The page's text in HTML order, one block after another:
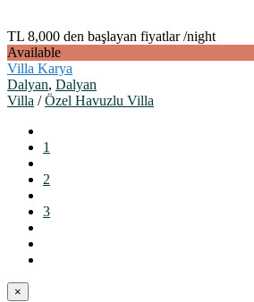
TL 8,000 den başlayan fiyatlar/night
Available
Villa Karya
Dalyan, Dalyan
Villa /Özel Havuzlu Villa
1
2
3
×